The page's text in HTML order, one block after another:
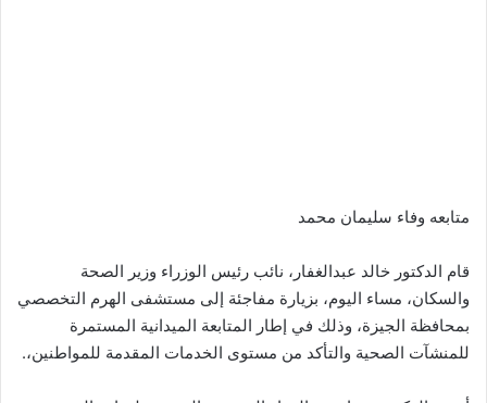
متابعه وفاء سليمان محمد
قام الدكتور خالد عبدالغفار، نائب رئيس الوزراء وزير الصحة
والسكان، مساء اليوم، بزيارة مفاجئة إلى مستشفى الهرم التخصصي
بمحافظة الجيزة، وذلك في إطار المتابعة الميدانية المستمرة
للمنشآت الصحية والتأكد من مستوى الخدمات المقدمة للمواطنين،.